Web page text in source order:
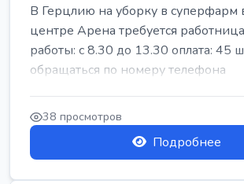
В Герцлию на уборку в суперфарм
центре Арена требуется
работы: с 8.30 до 13.30 оплата: 45
обращаться по номеру телефона
38 просмотров
Подробнее